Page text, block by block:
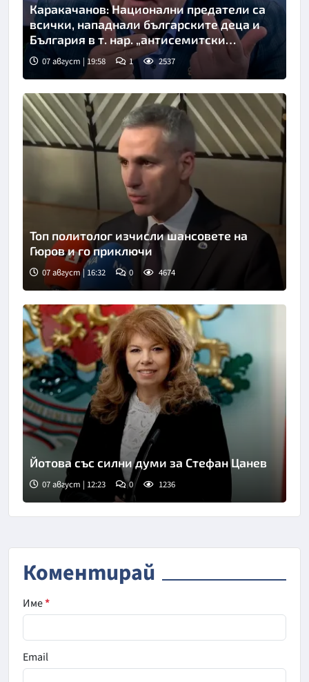
Снимка: бТВ
Каракачанов: Национални предатели са
всички, нападнали българските деца и
България в т. нар. „антисемитски
скандал“
07 август | 19:58 1 2537
Топ политолог изчисли шансовете на
Гюров и го приключи
07 август | 16:32 0 4674
Йотова със силни думи за Стефан Цанев
07 август | 12:23 0 1236
Коментирай
Име*
Email